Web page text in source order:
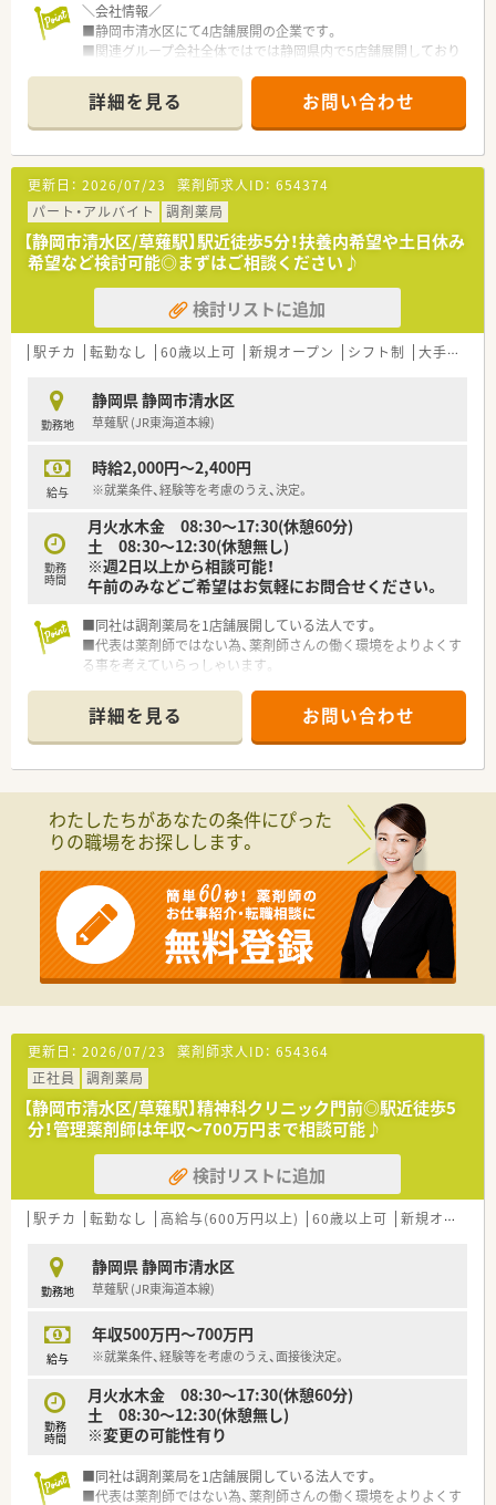
＼会社情報／
■静岡市清水区にて4店舗展開の企業です。
■関連グループ会社全体ではでは静岡県内で5店舗展開しており
■グループとして開局から約35年を迎え地域への貢献度も高
く、地元のかかりつけ薬局として絶対的存在感のある企業（薬局）
です。
■グループ全体の在籍スタッフは多く和気あいあいとしており、
人間関係が非常に良好な環境です。
■調剤業務を実施していく上で「便利」と思ったものはどんどん
導入しております。
■対人業務にシフトチェンジする上では知識量が不可欠という
事で、研修にも力を入れております。
■外部研修への参加費用、及び日当や宿泊費も会社負担。参加手
当として1回3,000円も支給されます。
■全店舗あわせて、薬学実習生も毎年2名前後受け入れられてお
ります。
■狐ヶ崎駅 (静岡鉄道静岡清水線)から徒歩3分の場所にございま
す。公共交通機関でのご通勤も可能でございます。
■内科・小児科クリニック門前の調剤薬局です。
詳細を見る お問い合わせ
更新日： 2026/07/23 薬剤師求人ID： 654374
パート・アルバイト
調剤薬局
【静岡市清水区/草薙駅】駅近徒歩5分！扶養内希望や土日休み
希望など検討可能◎まずはご相談ください♪
検討リストに追加
駅チカ 転勤なし 60歳以上可 新規オープン シフト制 大手チェーン以外
勤務地
静岡県 静岡市清水区
草薙駅 (JR東海道本線)
給与
時給2,000円～2,400円
※就業条件、経験等を考慮のうえ、決定。
勤務
時間
月火水木金 08:30～17:30(休憩60分)
土 08:30～12:30(休憩無し)
※週2日以上から相談可能！
午前のみなどご希望はお気軽にお問合せください。
■同社は調剤薬局を1店舗展開している法人です。
■代表は薬剤師ではない為、薬剤師さんの働く環境をよりよくす
る事を考えていらっしゃいます。
迎します。
詳細を見る お問い合わせ
わたしたちがあなたの条件にぴった
りの職場をお探しします。
更新日： 2026/07/23 薬剤師求人ID： 654364
正社員
調剤薬局
【静岡市清水区/草薙駅】精神科クリニック門前◎駅近徒歩5
分！管理薬剤師は年収～700万円まで相談可能♪
検討リストに追加
駅チカ 転勤なし 高給与(600万円以上) 60歳以上可 新規オープン
勤務地
静岡県 静岡市清水区
草薙駅 (JR東海道本線)
給与
年収500万円～700万円
※就業条件、経験等を考慮のうえ、面接後決定。
勤務
時間
月火水木金 08:30～17:30(休憩60分)
土 08:30～12:30(休憩無し)
※変更の可能性有り
■同社は調剤薬局を1店舗展開している法人です。
■代表は薬剤師ではない為、薬剤師さんの働く環境をよりよくす